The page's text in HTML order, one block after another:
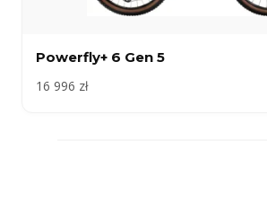
Powerfly+ 6 Gen 5
16 996 zł